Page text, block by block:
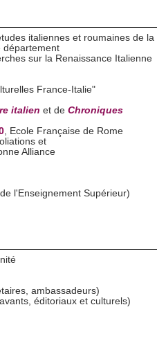
italiennes et roumaines de la
département
sur la Renaissance Italienne
France-Italie"
italien et de Chroniques
, Ecole Française de Rome
et
Alliance
l'Enseignement Supérieur)
ambassadeurs)
éditoriaux et culturels)